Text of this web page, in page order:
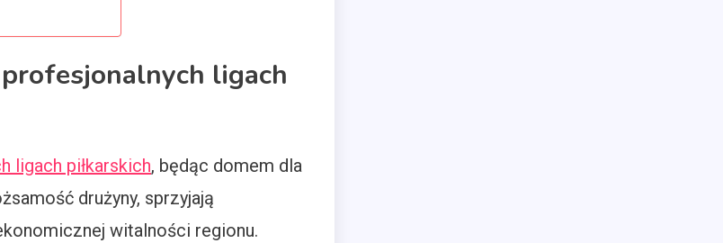
ligach
ligach piłkarskich, będąc domem dla
drużyny, sprzyjają
witalności regionu.